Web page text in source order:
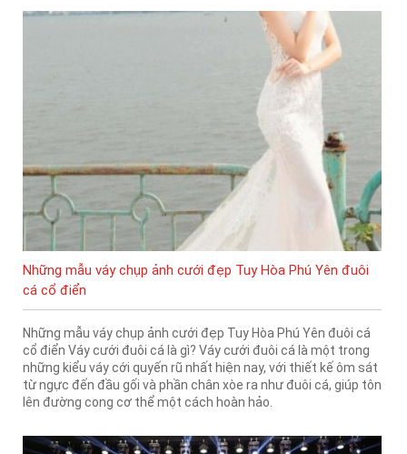
Những mẫu váy chụp ảnh cưới đẹp Tuy Hòa Phú Yên đuôi
cá cổ điển
Những mẫu váy chụp ảnh cưới đẹp Tuy Hòa Phú Yên đuôi cá
cổ điển Váy cưới đuôi cá là gì? Váy cưới đuôi cá là một trong
những kiểu váy cới quyến rũ nhất hiện nay, với thiết kế ôm sát
từ ngực đến đầu gối và phần chân xòe ra như đuôi cá, giúp tôn
lên đường cong cơ thể một cách hoàn hảo.